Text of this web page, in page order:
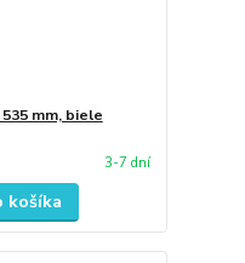
mm, biele
3-7 dní
košíka